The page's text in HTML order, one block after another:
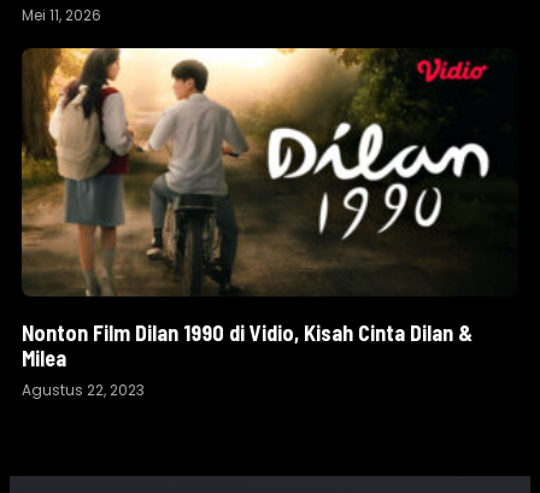
Mei 11, 2026
Nonton Film Dilan 1990 di Vidio, Kisah Cinta Dilan &
Milea
Agustus 22, 2023